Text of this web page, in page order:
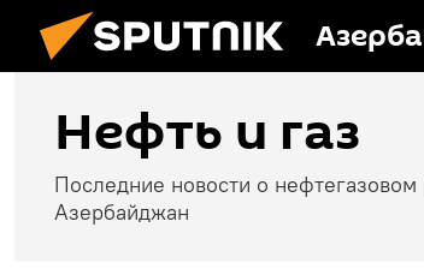
Нефть и газ
Последние новости о
Азербайджан